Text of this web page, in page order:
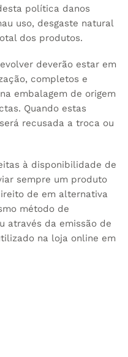
política danos
uso, desgaste natural
dos produtos.
deverão estar em
completos e
embalagem de origem
Quando estas
recusada a troca ou
à disponibilidade de
sempre um produto
de em alternativa
método de
através da emissão de
na loja online em